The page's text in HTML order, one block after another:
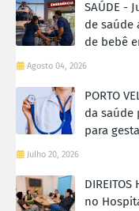
SAÚDE -
de saúde
de bebê
Agosto 04, 2026
PORTO
da saúde
para
Julho 20, 2026
no